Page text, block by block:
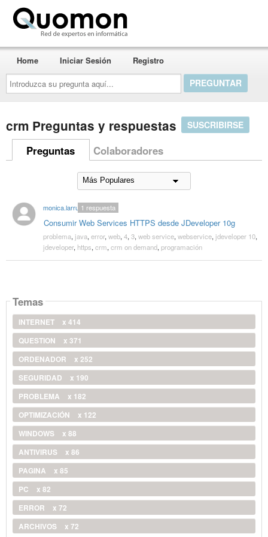
Introduzca
su
pregunta
aquí...
Home Iniciar Sesión Registro
crm Preguntas y respuestas SUSCRIBIRSE
Preguntas Colaboradores
monica.larruy
Consumir Web Services HTTPS desde JDeveloper 10g
1 respuesta
problema, java, error, web, 4, 3, web service, webservice, jdeveloper 10,
jdeveloper, https, crm, crm on demand, programación
Temas
INTERNET
x 414
QUESTION
x 371
ORDENADOR
x 252
SEGURIDAD
x 190
PROBLEMA
x 182
OPTIMIZACIÓN
x 122
WINDOWS
x 88
ANTIVIRUS
x 86
PAGINA
x 85
PC
x 82
ERROR
x 72
ARCHIVOS
x 72